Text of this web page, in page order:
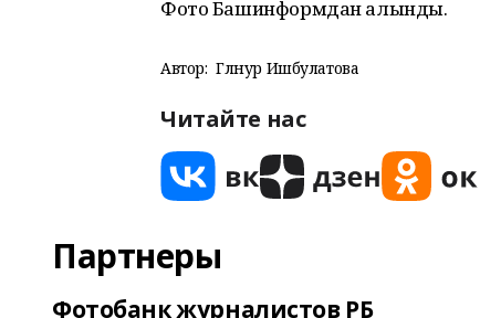
Фото Башинформдан алынды.
Автор: Гөлнур Ишбулатова
Читайте нас
Партнеры
Фотобанк журналистов РБ